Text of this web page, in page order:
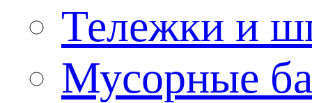
Тележки и
Мусорные